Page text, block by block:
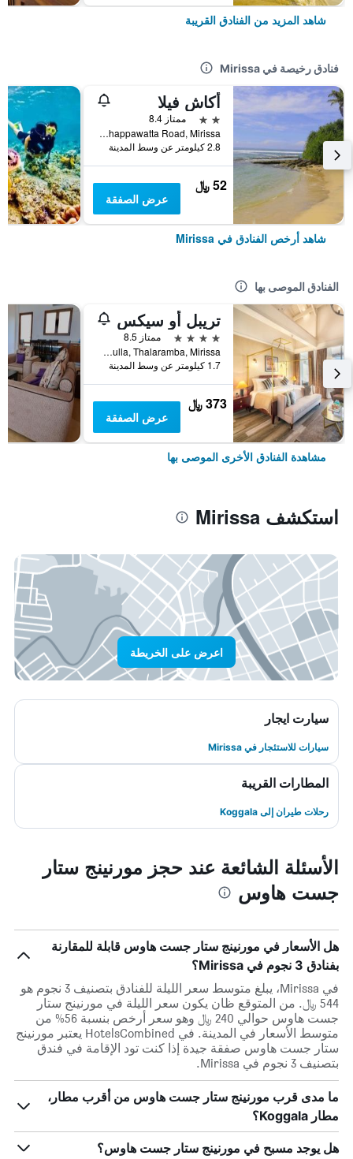
شاهد المزيد من الفنادق القريبة
فنادق رخيصة في Mirissa
أكاش فيلا
2 نجمتين
ممتاز 8.4
Thappawatta Road, Mirissa, سريلانكا
2.8 كيلومتر عن وسط المدينة
52 ﷼
عرض الصفقة
شاهد أرخص الفنادق في Mirissa
الفنادق الموصى بها
تريبل أو سيكس
4 نجوم
ممتاز 8.5
PO Box 0006, Bandaramulla, Thalaramba, Mirissa, سريلانكا
1.7 كيلومتر عن وسط المدينة
373 ﷼
عرض الصفقة
مشاهدة الفنادق الأخرى الموصى بها
استكشف Mirissa
اعرض على الخريطة
سيارت ايجار
سيارات للاستئجار في Mirissa
المطارات القريبة
رحلات طيران إلى Koggala
الأسئلة الشائعة عند حجز مورنينج ستار
جست هاوس
هل الأسعار في مورنينج ستار جست هاوس قابلة للمقارنة
بفنادق 3 نجوم في Mirissa؟
في Mirissa، يبلغ متوسط ​​سعر الليلة للفنادق بتصنيف 3 نجوم هو
544 ﷼. من المتوقع ظان يكون سعر الليلة في مورنينج ستار
جست هاوس حوالي 240 ﷼ وهو سعر أرخص بنسبة 56% من
متوسط الأسعار في المدينة. في HotelsCombined يعتبر مورنينج
ستار جست هاوس صفقة جيدة إذا كنت تود الإقامة في فندق
بتصنيف 3 نجوم في Mirissa.
ما مدى قرب مورنينج ستار جست هاوس من أقرب مطار،
مطار Koggala؟
هل يوجد مسبح في مورنينج ستار جست هاوس؟